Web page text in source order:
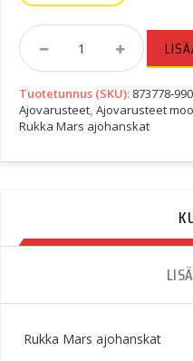
Rukka
Mars
Quantity
Tuotetunnus (SKU): 873778-
Ajovarusteet Ajovarusteet
Rukka Mars ajohanskat
Rukka Mars ajohanskat